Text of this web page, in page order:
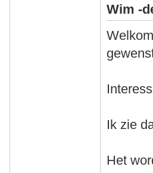
Wim -
Ik zie
Het